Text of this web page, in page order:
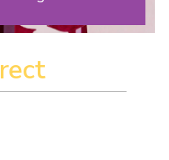
rappelle une réalité : les
Et chaque
le (...)